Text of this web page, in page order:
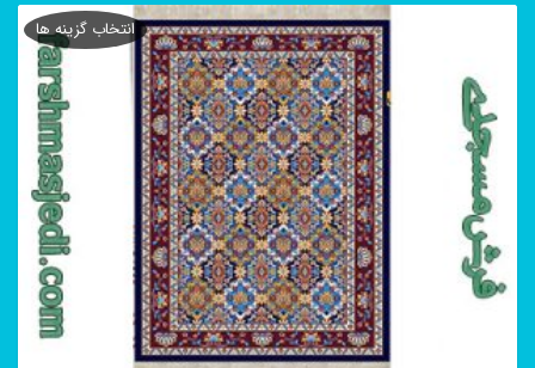
محصول
مختلفی
باشد.
گزینه
ها
انتخاب گزینه ها